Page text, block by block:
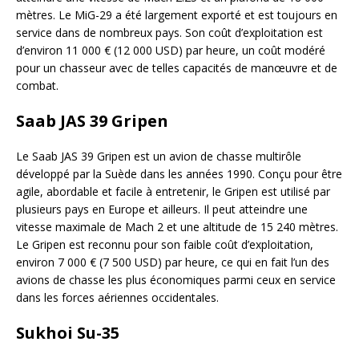
mètres. Le MiG-29 a été largement exporté et est toujours en
service dans de nombreux pays. Son coût d’exploitation est
d’environ 11 000 € (12 000 USD) par heure, un coût modéré
pour un chasseur avec de telles capacités de manœuvre et de
combat.
Saab JAS 39 Gripen
Le Saab JAS 39 Gripen est un avion de chasse multirôle
développé par la Suède dans les années 1990. Conçu pour être
agile, abordable et facile à entretenir, le Gripen est utilisé par
plusieurs pays en Europe et ailleurs. Il peut atteindre une
vitesse maximale de Mach 2 et une altitude de 15 240 mètres.
Le Gripen est reconnu pour son faible coût d’exploitation,
environ 7 000 € (7 500 USD) par heure, ce qui en fait l’un des
avions de chasse les plus économiques parmi ceux en service
dans les forces aériennes occidentales.
Sukhoi Su-35